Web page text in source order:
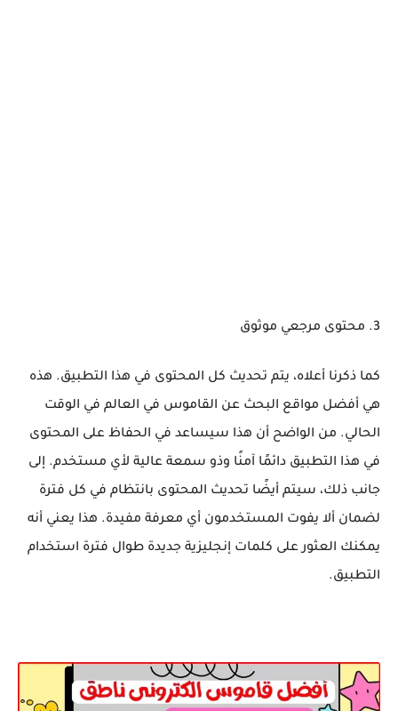
3. محتوى مرجعي موثوق
كما ذكرنا أعلاه، يتم تحديث كل المحتوى في هذا التطبيق. هذه
هي أفضل مواقع البحث عن القاموس في العالم في الوقت
الحالي. من الواضح أن هذا سيساعد في الحفاظ على المحتوى
في هذا التطبيق دائمًا آمنًا وذو سمعة عالية لأي مستخدم. إلى
جانب ذلك، سيتم أيضًا تحديث المحتوى بانتظام في كل فترة
لضمان ألا يفوت المستخدمون أي معرفة مفيدة. هذا يعني أنه
يمكنك العثور على كلمات إنجليزية جديدة طوال فترة استخدام
التطبيق.